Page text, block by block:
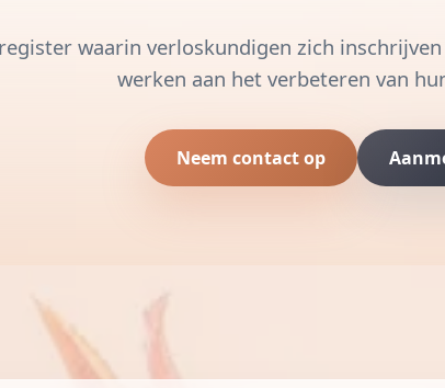
waarin verloskundigen zich
werken aan het verbeteren van
Neem contact op